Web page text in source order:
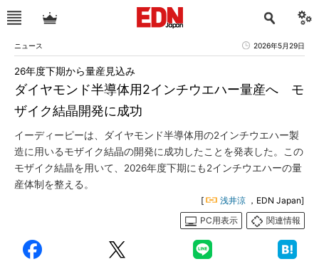
ニュース 2026年5月29日
ダイヤモンド半導体用2インチウエハー量産へ モ
ザイク結晶開発に成功
26年度下期から量産見込み
イーディーピーは、ダイヤモンド半導体用の2インチウエハー製
造に用いるモザイク結晶の開発に成功したことを発表した。この
モザイク結晶を用いて、2026年度下期にも2インチウエハーの量
産体制を整える。
[ 浅井涼 ，EDN Japan]
PC用表示
関連情報